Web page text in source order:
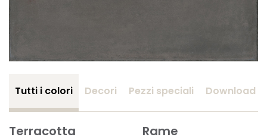
Tutti i colori Decori Pezzi speciali Download
Terracotta Rame